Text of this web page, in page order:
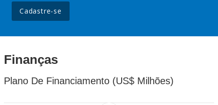
Cadastre-se
Finanças
Plano De Financiamento (US$ Milhões)